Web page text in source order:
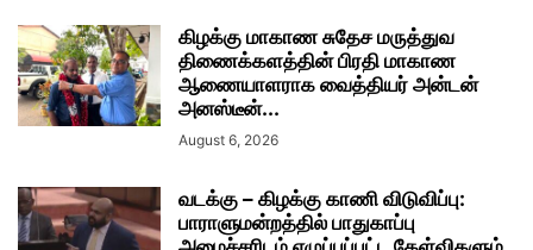
கிழக்கு மாகாண சுதேச மருத்துவ
திணைக்களத்தின் பிரதி மாகாண
ஆணையாளராக வைத்தியர் அன்டன்
அனஸ்டீன்...
August 6, 2026
வடக்கு – கிழக்கு காணி விடுவிப்பு:
பாராளுமன்றத்தில் பாதுகாப்பு